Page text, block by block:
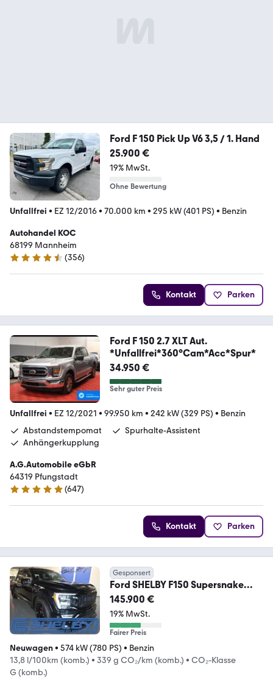
Ford F 150 Pick Up V6 3,5 / 1. Hand
25.900 €
19% MwSt.
Ohne Bewertung
Unfallfrei • EZ 12/2016• 70.000 km • 295 kW (401 PS) • Benzin
Autohandel KOC
68199 Mannheim
4.7 Sterne
(356)
Kontakt Parken
Ford F 150 2.7 XLT Aut.
*Unfallfrei*360°Cam*Acc*Spur*
34.950 €
Sehr guter Preis
Unfallfrei • EZ 12/2021 • 99.950 km • 242 kW (329 PS) • Benzin
Abstandstempomat
Spurhalte-Assistent
Anhängerkupplung
A.G.Automobile eGbR
64319 Pfungstadt
4.9 Sterne
(647)
Kontakt Parken
Gesponsert
Ford SHELBY F150 Supersnake
Official Shelby EU Model
145.900 €
19% MwSt.
Fairer Preis
Neuwagen• 574 kW (780 PS) • Benzin
13,8 l/100km (komb.) • 339 g CO₂/km (komb.) • CO₂-Klasse
G (komb.)